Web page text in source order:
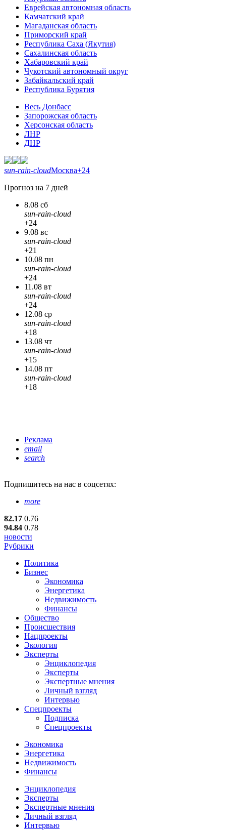
Еврейская автономная область
Камчатский край
Магаданская область
Приморский край
Республика Саха (Якутия)
Сахалинская область
Хабаровский край
Чукотский автономный округ
Забайкальский край
Республика Бурятия
Весь Донбасс
Запорожская область
Херсонская область
ЛНР
ДНР
sun-rain-cloudМосква+24
Прогноз на 7 дней
8.08 сб
sun-rain-cloud
+24
9.08 вс
sun-rain-cloud
+21
10.08 пн
sun-rain-cloud
+24
11.08 вт
sun-rain-cloud
+24
12.08 ср
sun-rain-cloud
+18
13.08 чт
sun-rain-cloud
+15
14.08 пт
sun-rain-cloud
+18
Реклама
email
search
Подпишитесь на нас в соцсетях:
more
82.17 0.76
94.84 0.78
новости
Рубрики
Политика
Бизнес
Экономика
Энергетика
Недвижимость
Финансы
Общество
Происшествия
Нацпроекты
Экология
Эксперты
Энциклопедия
Эксперты
Экспертные мнения
Личный взгляд
Интервью
Спецпроекты
Подписка
Спецпроекты
Экономика
Энергетика
Недвижимость
Финансы
Энциклопедия
Эксперты
Экспертные мнения
Личный взгляд
Интервью